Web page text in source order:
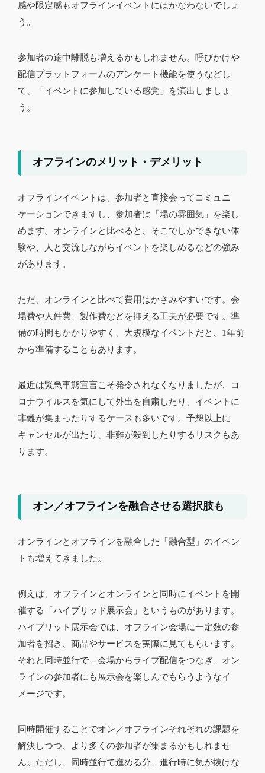
感や限定感もオフラインイベントにはかなわないでしょ
う。
参加者の途中離脱も増えるかもしれません。呼びかけや
配信プラットフォームのアンケート機能を使うなどし
て、「イベントに参加している感覚」を演出しましょ
う。
オフラインのメリット・デメリット
オフラインイベントは、参加者と直接会ってコミュニ
ケーションできますし、参加者は「場の雰囲気」を楽し
めます。オンラインと比べると、そこでしかできない体
験や、人と交流しながらイベントを楽しめるなどの強み
があります。
ただ、オンラインと比べて費用はかさみやすいです。会
場費や人件費、製作費などを抑える工夫が必要です。準
備の時間もかかりやすく、大規模なイベントだと、1年前
から準備することもあります。
最近は緊急事態宣言こそ発令されなくなりましたが、コ
ロナウイルスを気にして外出を自粛したり、イベントに
非難が集まったりするケースも多いです。予想以上に
キャンセルが出たり、非難が殺到したりするリスクもあ
ります。
オン／オフラインを融合させる選択肢も
オンラインとオフラインを融合した「融合型」のイベン
トも増えてきました。
例えば、オフラインとオンラインと同時にイベントを開
催する「ハイブリッド展示会」というものがあります。
ハイブリット展示会では、オフライン会場に一定数の参
加者を招き、商品やサービスを実際に見てもらいます。
それと同時並行で、会場からライブ配信をつなぎ、オン
ラインの参加者にも展示会を楽しんでもらうようなイ
メージです。
同時開催することでオン／オフラインそれぞれの課題を
解決しつつ、より多くの参加者が集まるかもしれませ
ん。ただし、同時並行で進める分、進行時に気が抜けな